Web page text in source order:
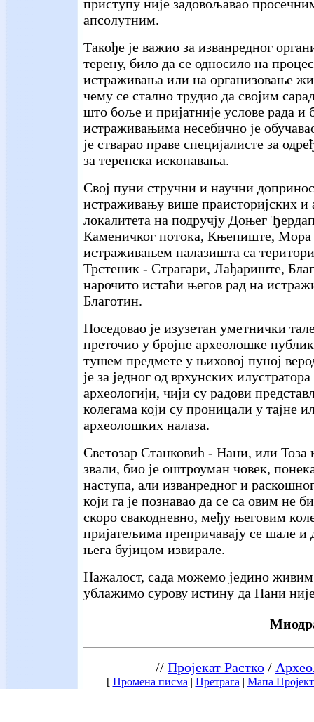
приступу није задовољавао
апсолутним.
Такође је важио за изванредног
терену, било да се односило на
истраживања или на организовање
чему се стално трудио да својим
што боље и пријатније услове рада и
истраживањима несебично је
је стварао праве специјалисте за
за теренска ископавања.
Свој пуни стручни и научни
истраживању више праисторијских и
локалитета на подручју Доњег
Каменичког потока, Књепиште, Мора
истраживањем налазишта са
Трстеник - Страгари, Лађариште,
нарочито истаћи његов рад на
Благотин.
Поседовао је изузетан уметнички
преточио у бројне археолошке
тушем предмете у њиховој пуној
је за једног од врхунских илустратора
археологији, чији су радови
колегама који су проницали у тајне
археолошких налаза.
Светозар Станковић - Нани, или Тоза
звали, био је оштроуман човек,
наступа, али изванредног и
који га је познавао да се са овим не
скоро свакодневно, међу његовим
пријатељима препричавају се шале и
њега бујицом извирале.
Нажалост, сада можемо једино
ублажимо сурову истину да Нани
// Пројекат Растко /
[ Промена писма| Претрага| Мапа